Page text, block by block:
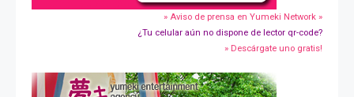
» Aviso de prensa en Yumeki Network »
¿Tu celular aún no dispone de lector qr-code?
» Descárgate uno gratis!